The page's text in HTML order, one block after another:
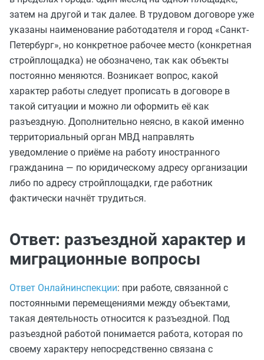
затем на другой и так далее. В трудовом договоре уже
указаны наименование работодателя и город «Санкт-
Петербург», но конкретное рабочее место (конкретная
стройплощадка) не обозначено, так как объекты
постоянно меняются. Возникает вопрос, какой
характер работы следует прописать в договоре в
такой ситуации и можно ли оформить её как
разъездную. Дополнительно неясно, в какой именно
территориальный орган МВД направлять
уведомление о приёме на работу иностранного
гражданина — по юридическому адресу организации
либо по адресу стройплощадки, где работник
фактически начнёт трудиться.
Ответ: разъездной характер и
миграционные вопросы
Ответ Онлайнинспекции: при работе, связанной с
постоянными перемещениями между объектами,
такая деятельность относится к разъездной. Под
разъездной работой понимается работа, которая по
своему характеру непосредственно связана с